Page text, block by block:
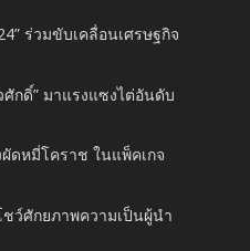
ร่วมขับเคลื่อนเศรษฐกิจ
กดิ์” มาแรงแซงไต่อันดับ
ผัดหมี่โคราช ในแพ็คเกจ
ชว์ศักยภาพความเป็นผู้นำ